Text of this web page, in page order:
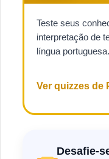
Teste seus
interpretação de
língua portuguesa.
Ver quizzes de
Desafie-